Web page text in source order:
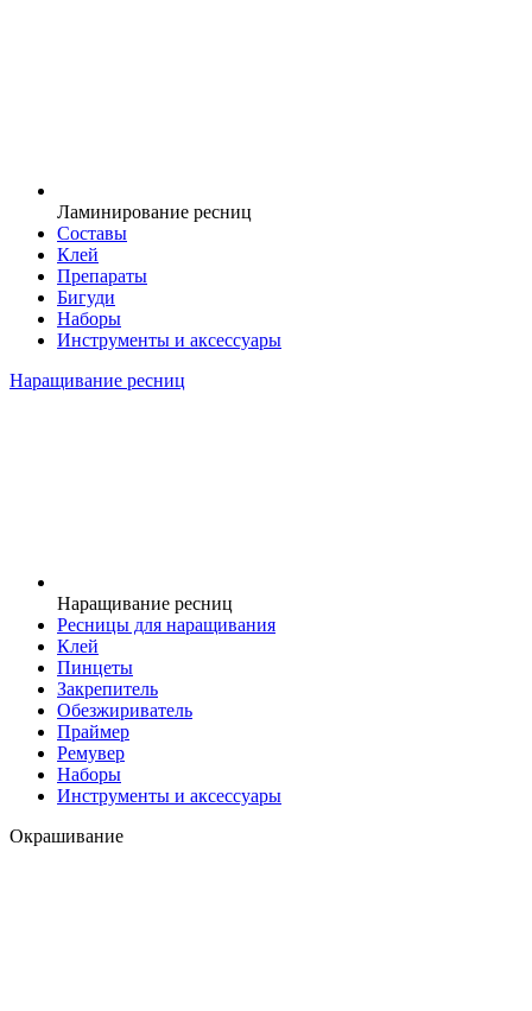
Ламинирование ресниц
Составы
Клей
Препараты
Бигуди
Наборы
Инструменты и аксессуары
Наращивание ресниц
Наращивание ресниц
Ресницы для наращивания
Клей
Пинцеты
Закрепитель
Обезжириватель
Праймер
Ремувер
Наборы
Инструменты и аксессуары
Окрашивание